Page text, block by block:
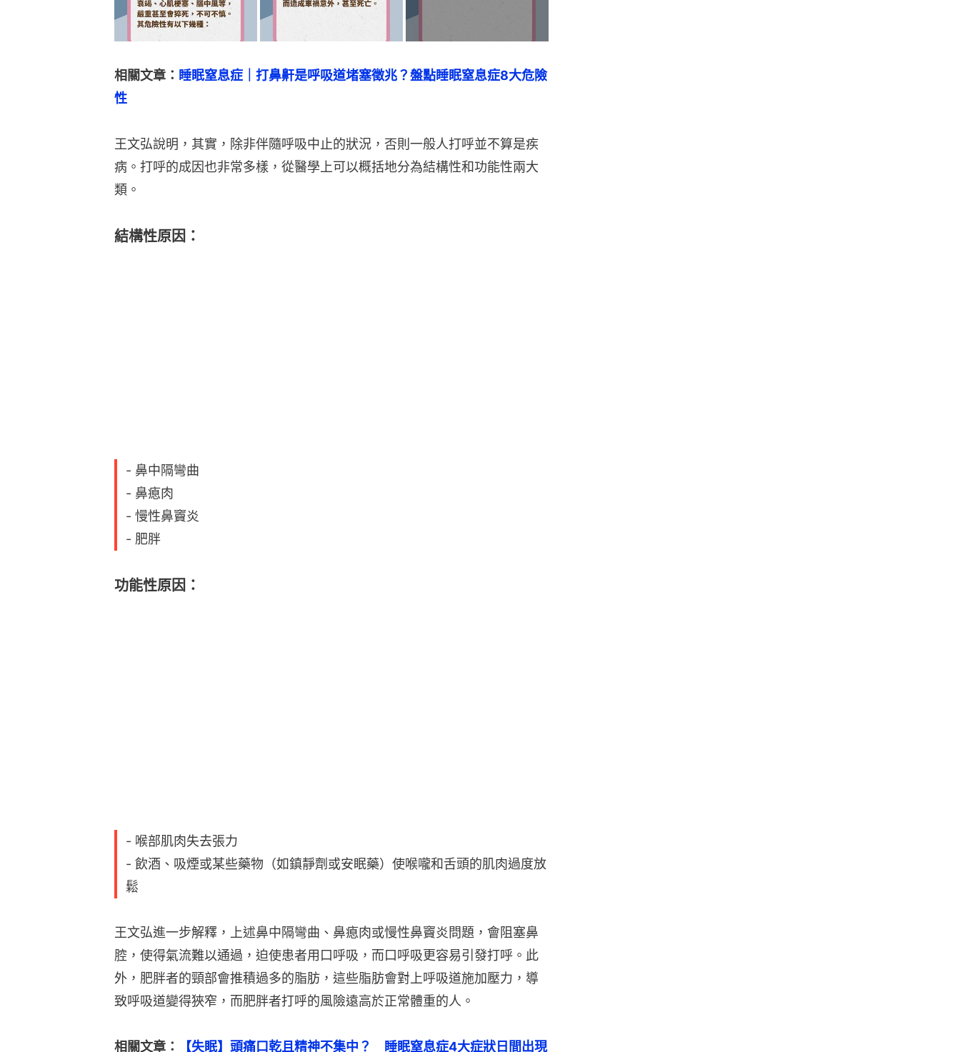
相關文章： 睡眠窒息症｜打鼻鼾是呼吸道堵塞徵兆？盤點睡眠窒息症8大危險
性
王文弘說明，其實，除非伴隨呼吸中止的狀況，否則一般人打呼並不算是疾
病。打呼的成因也非常多樣，從醫學上可以概括地分為結構性和功能性兩大
類。
結構性原因：
- 鼻中隔彎曲
- 鼻瘜肉
- 慢性鼻竇炎
- 肥胖
功能性原因：
- 喉部肌肉失去張力
- 飲酒、吸煙或某些藥物（如鎮靜劑或安眠藥）使喉嚨和舌頭的肌肉過度放
鬆
王文弘進一步解釋，上述鼻中隔彎曲、鼻瘜肉或慢性鼻竇炎問題，會阻塞鼻
腔，使得氣流難以通過，迫使患者用口呼吸，而口呼吸更容易引發打呼。此
外，肥胖者的頸部會推積過多的脂肪，這些脂肪會對上呼吸道施加壓力，導
致呼吸道變得狹窄，而肥胖者打呼的風險遠高於正常體重的人。
相關文章： 【失眠】頭痛口乾且精神不集中？　睡眠窒息症4大症狀日間出現